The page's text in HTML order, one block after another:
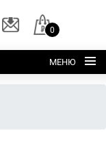
0
МЕНЮ